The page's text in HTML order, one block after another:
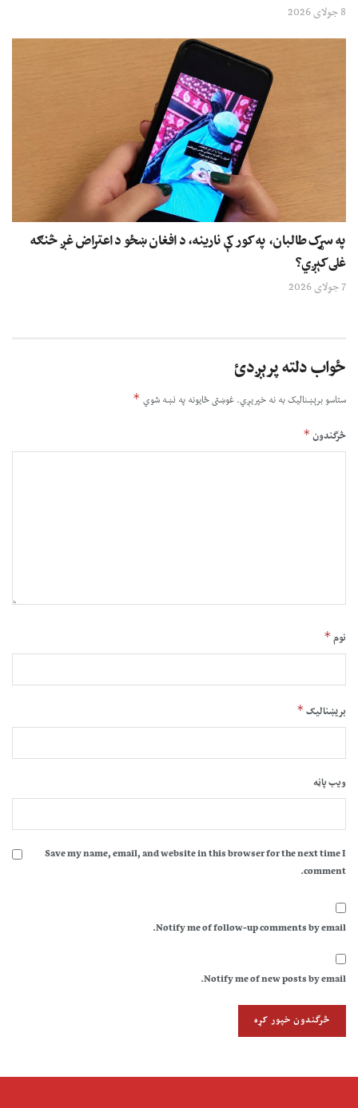
8 جولای 2026
په سړک طالبان، په کور کې نارینه، د افغان ښځو د اعتراض غږ څنګه
غلی کېږي؟
7 جولای 2026
ځواب دلته پرېږدئ
ستاسو برېښناليک به نه خپريږي.غوښتى ځایونه په نښه شوي *
څرگندون*
نوم*
بریښنالیک*
ویب پاڼه
Save my name, email, and website in this browser for the next time I
comment.
Notify me of follow-up comments by email.
Notify me of new posts by email.